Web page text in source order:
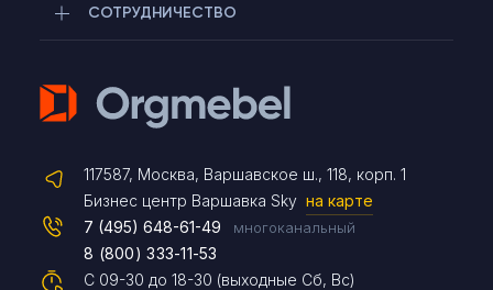
СОТРУДНИЧЕСТВО
117587, Москва, Варшавское ш., 118, корп. 1
Бизнес центр Варшавка Sky на карте
С 09-30 до 18-30 (выходные Сб, Вс)
7 (495) 648-61-49 многоканальный
8 (800) 333-11-53
Telegram
Max
Чат на сайте